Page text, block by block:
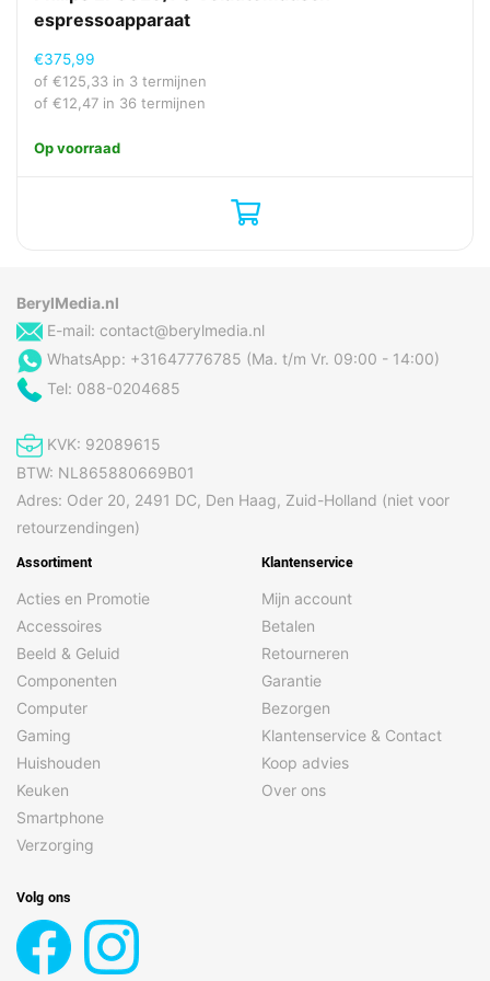
Prestatie
Ja
Ingebouwde molen
Koffiecapsule-/padsysteemSenseo
Koffie invoertype
Koffiepad
Koffiezet apparaat type
Koffiezettijd voor 1
kopje
Land van herkomst
Polen, Roemenië
Maximum werkdruk
Merkcompatibiliteit
Senseo
Reservoir voor gezette
koffie
Beker
Stoomkraan
Warmwatersysteem
Energie
AC-ingangsfrequentie
50 Hz
AC-ingangsspanning
Automatisch
standby)
Vermogensverbruik
espressoapparaat
€375,99
of €125,33 in 3 termijnen
of €12,47 in 36 termijnen
Op voorraad
BerylMedia.nl
E-mail: contact@berylmedia.nl
WhatsApp: +31647776785 (Ma. t/m Vr. 09:00 - 14:00)
Tel: 088-0204685
KVK: 92089615
BTW: NL865880669B01
Adres: Oder 20, 2491 DC, Den Haag, Zuid-Holland (niet voor
retourzendingen)
Assortiment
Acties en Promotie
Accessoires
Beeld & Geluid
Componenten
Computer
Gaming
Huishouden
Keuken
Smartphone
Verzorging
Klantenservice
Mijn account
Betalen
Retourneren
Garantie
Bezorgen
Klantenservice & Contact
Koop advies
Over ons
Volg ons